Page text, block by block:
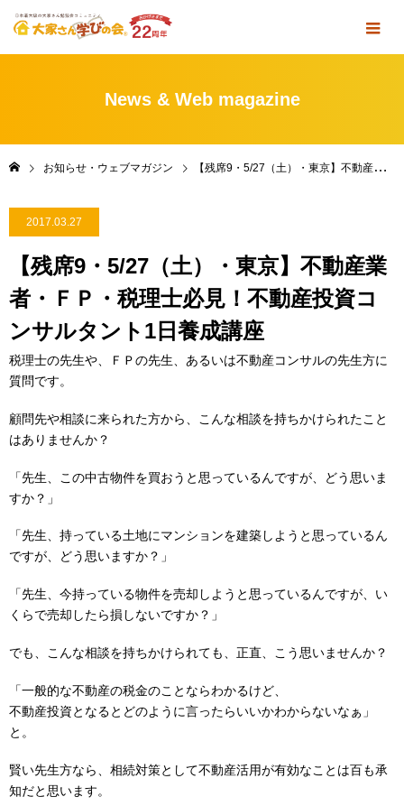
News & Web magazine
お知らせ・ウェブマガジン 【残席9・5/27（土）・東京】不動産業者・ＦＰ・税理士必見！不動産投資コンサルタント1日養成講座
2017.03.27
【残席9・5/27（土）・東京】不動産業
者・ＦＰ・税理士必見！不動産投資コ
ンサルタント1日養成講座
税理士の先生や、ＦＰの先生、あるいは不動産コンサルの先生方に
質問です。
顧問先や相談に来られた方から、こんな相談を持ちかけられたこと
はありませんか？
「先生、この中古物件を買おうと思っているんですが、どう思いま
すか？」
「先生、持っている土地にマンションを建築しようと思っているん
ですが、どう思いますか？」
「先生、今持っている物件を売却しようと思っているんですが、い
くらで売却したら損しないですか？」
でも、こんな相談を持ちかけられても、正直、こう思いませんか？
「一般的な不動産の税金のことならわかるけど、
不動産投資となるとどのように言ったらいいかわからないなぁ」
と。
賢い先生方なら、相続対策として不動産活用が有効なことは百も承
知だと思います。